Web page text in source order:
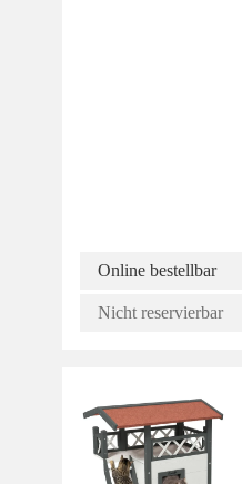
Online bestellbar
Nicht reservierbar